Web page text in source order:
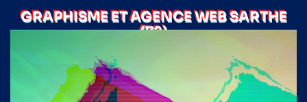
GRAPHISME ET AGENCE WEB SARTHE
(72)